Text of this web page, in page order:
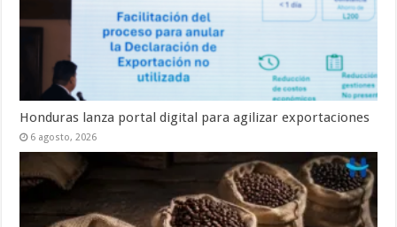
Honduras lanza portal digital para agilizar exportaciones
6 agosto, 2026